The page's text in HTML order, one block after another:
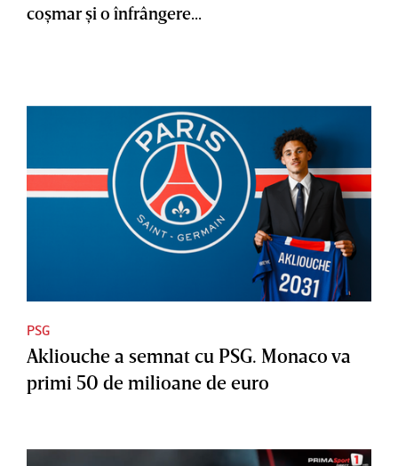
coşmar şi o înfrângere...
PSG
Akliouche a semnat cu PSG. Monaco va
primi 50 de milioane de euro